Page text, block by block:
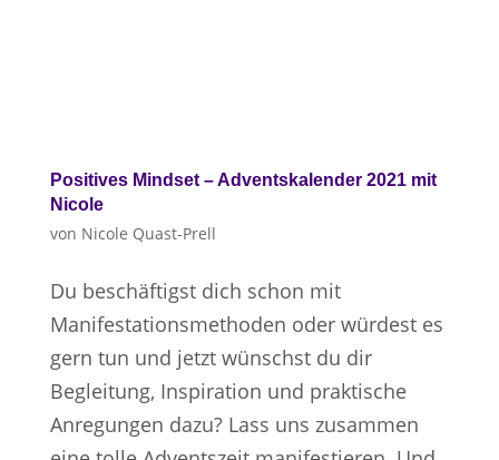
Positives Mindset – Adventskalender 2021 mit
Nicole
von Nicole Quast-Prell
Du beschäftigst dich schon mit
Manifestationsmethoden oder würdest es
gern tun und jetzt wünschst du dir
Begleitung, Inspiration und praktische
Anregungen dazu? Lass uns zusammen